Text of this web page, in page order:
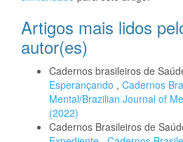
Artigos mais lidos
autor(es)
Cadernos brasileiros de
Esperançando , Cadernos
Mental/Brazilian Journal of
(2022)
Cadernos Brasileiros de